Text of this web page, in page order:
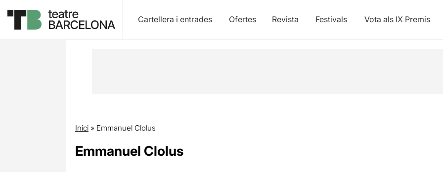
Cartellera i entrades Ofertes Revista Festivals Vota als IX Premis
Inici» Emmanuel Clolus
Emmanuel Clolus